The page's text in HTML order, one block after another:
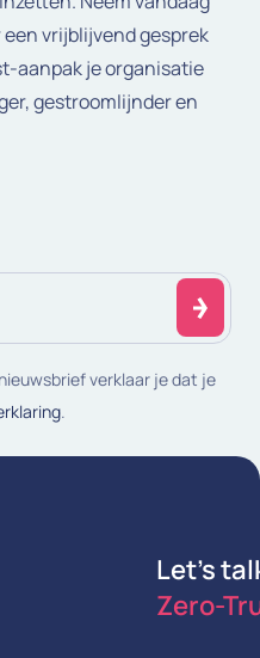
vrijblijvend gesprek
aanpak je organisatie
gestroomlijnder en
verklaar je dat je
.
Let's
Zero-